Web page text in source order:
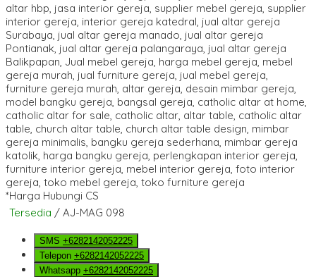
*Harga Hubungi CS
Tersedia / AJ-MAG 098
SMS +6282142052225
Telepon +6282142052225
Whatsapp +6282142052225